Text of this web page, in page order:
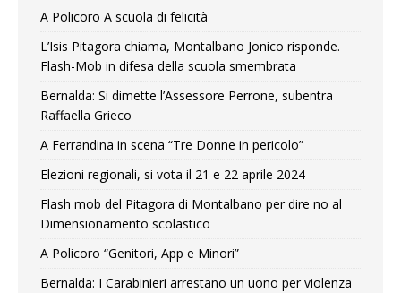
A Policoro A scuola di felicità
L’Isis Pitagora chiama, Montalbano Jonico risponde.
Flash-Mob in difesa della scuola smembrata
Bernalda: Si dimette l’Assessore Perrone, subentra
Raffaella Grieco
A Ferrandina in scena “Tre Donne in pericolo”
Elezioni regionali, si vota il 21 e 22 aprile 2024
Flash mob del Pitagora di Montalbano per dire no al
Dimensionamento scolastico
A Policoro “Genitori, App e Minori”
Bernalda: I Carabinieri arrestano un uono per violenza